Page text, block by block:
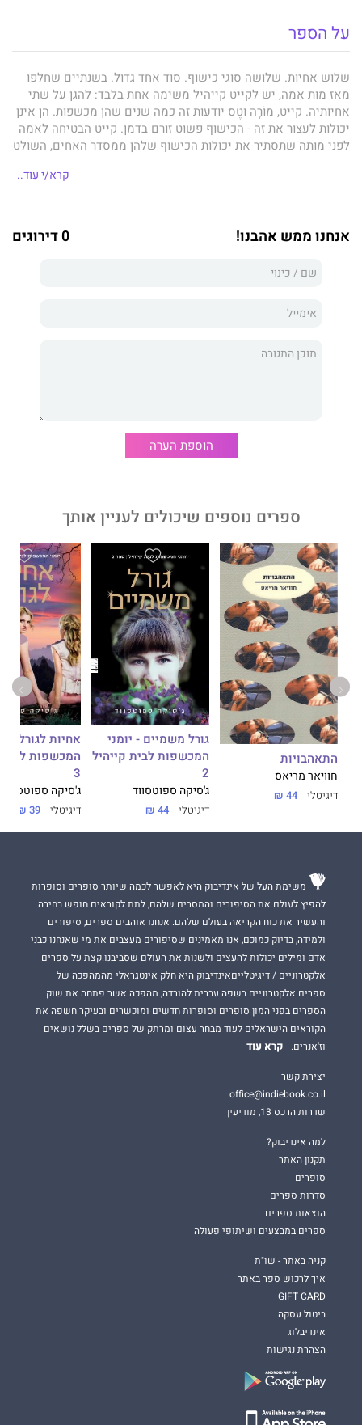
על הספר
שלוש אחיות. שלושה סוגי כישוף. סוד אחד גדול. בשנתיים שחלפו
מאז מות אִמה, יש לקייט קייהיל משימה אחת בלבד: להגן על שתי
אחיותיה. קייט, מוֹרָה וטֶס יודעות זה כמה שנים שהן מכשפות. הן אינן
יכולות לעצור את זה - הכישוף פשוט זורם בדמן. קייט הבטיחה לאמה
לפני מותה שתסתיר את יכולות הכישוף שלהן ממסדר האחים, השולט
אם יגלו האחים את המכשפות ישליכו אותן לכלא, או אף גרוע מכך.
חודשים ספורים לפני יום הולדתה השבעה־עשר, חוקי העיירה
אם תצטרף למנזר לא תוכל להגן על אחיותיה. אם תתחתן עליה לבחור
שהיא מתמרנת בין מסיבות תה לכנסייה ומתמודדת עם האומנת
החדשה שאביה שכר, קייט מוצאת את היומן של אִמה ומגלה בו סוד
האם תמצא פתרון שיוכל לשמור על שלמות המשפחה?
הקוראים לעולם מצמרר ורומנטי גם יחד, שבו נאלצות נערות עצמאיות
בסוף המאה התשע־עשרה להתמודד עם העבר ועם העתיד, עם כוחן
קרא/י עוד..
אנחנו ממש אהבנו! 0 דירוגים
הוספת הערה
ספרים נוספים שיכולים לעניין אותך
התאהבויות
חוויאר מריאס
דיגיטלי 44 ₪
גורל משמיים - יומני
המכשפות לבית קייהיל
2
ג'סיקה ספוטסווד
דיגיטלי 44 ₪
אחיות לגורל -
המכשפות לבית
3
ג'סיקה ספוטסווד
דיגיטלי 39 ₪
משימת העל של אינדיבוק היא לאפשר לכמה שיותר סופרים וסופרות
להפיץ לעולם את הסיפורים והמסרים שלהם, לתת לקוראים חופש בחירה
והעשיר את כוח הקריאה בעולם שלהם. אנחנו אוהבים ספרים, סיפורים
ולמידה, בדיוק כמוכם, אנו מאמינים שסיפורים מעצבים את מי שאנחנו כבני
אדם ומילים יכולות להעצים ולשנות את העולם שסביבנו.קצת על ספרים
אלקטרוניים / דיגיטלייםאינדיבוק היא חלק אינטגראלי מהמהפכה של
ספרים אלקטרוניים בשפה עברית להורדה, מהפכה אשר פתחה את שוק
הספרים בפני המון סופרים וסופרות חדשים ומוכשרים ובעיקר חשפה את
הקוראים הישראלים לעוד מבחר עצום ומרתק של ספרים בשלל נושאים
וז'אנרים.
קרא עוד
יצירת קשר
office@indiebook.co.il
שדרות הרכס 13, מודיעין
למה אינדיבוק?
תקנון האתר
סופרים
סדרות ספרים
הוצאות ספרים
ספרים במבצעים ושיתופי פעולה
קניה באתר - שו"ת
איך לרכוש ספר באתר
GIFT CARD
ביטול עסקה
אינדיבלוג
הצהרת נגישות